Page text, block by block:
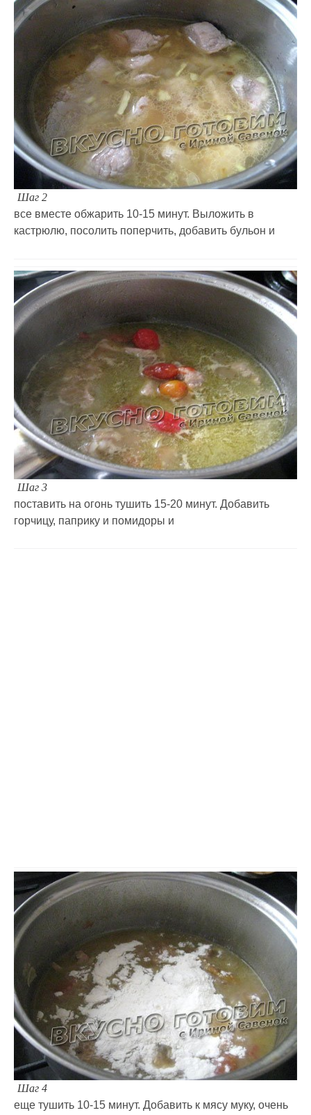
Шаг 2
все вместе обжарить 10-15 минут. Выложить в
кастрюлю, посолить поперчить, добавить бульон и
Шаг 3
поставить на огонь тушить 15-20 минут. Добавить
горчицу, паприку и помидоры и
Шаг 4
еще тушить 10-15 минут. Добавить к мясу муку, очень